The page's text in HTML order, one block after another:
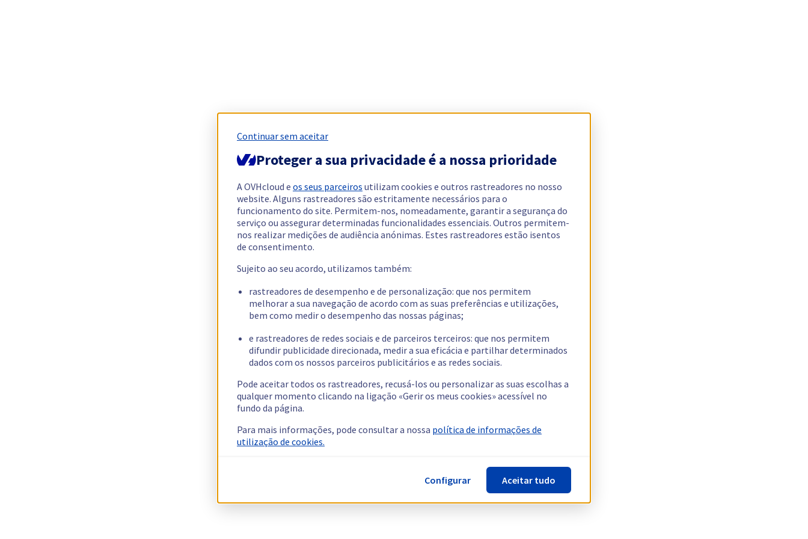
Continuar sem aceitar
Proteger a sua privacidade é a nossa prioridade
A OVHcloud e os seus parceiros utilizam cookies e outros rastreadores no nosso
website. Alguns rastreadores são estritamente necessários para o
funcionamento do site. Permitem-nos, nomeadamente, garantir a segurança do
serviço ou assegurar determinadas funcionalidades essenciais. Outros permitem-
nos realizar medições de audiência anónimas. Estes rastreadores estão isentos
de consentimento.
Sujeito ao seu acordo, utilizamos também:
rastreadores de desempenho e de personalização: que nos permitem
melhorar a sua navegação de acordo com as suas preferências e utilizações,
bem como medir o desempenho das nossas páginas;
e rastreadores de redes sociais e de parceiros terceiros: que nos permitem
difundir publicidade direcionada, medir a sua eficácia e partilhar determinados
dados com os nossos parceiros publicitários e as redes sociais.
Pode aceitar todos os rastreadores, recusá-los ou personalizar as suas escolhas a
qualquer momento clicando na ligação «Gerir os meus cookies» acessível no
fundo da página.
Para mais informações, pode consultar a nossa política de informações de
utilização de cookies.
Configurar Aceitar tudo